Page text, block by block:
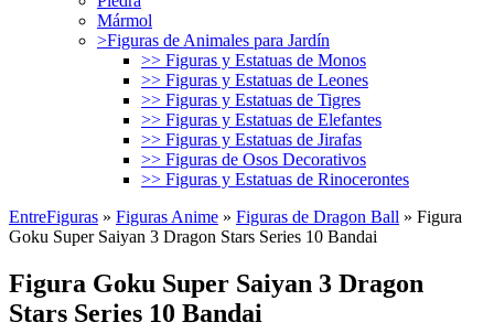
Mármol
>Figuras de Animales para Jardín
>> Figuras y Estatuas de Monos
>> Figuras y Estatuas de Leones
>> Figuras y Estatuas de Tigres
>> Figuras y Estatuas de Elefantes
>> Figuras y Estatuas de Jirafas
>> Figuras de Osos Decorativos
>> Figuras y Estatuas de Rinocerontes
EntreFiguras » Figuras Anime » Figuras de Dragon Ball » Figura
Goku Super Saiyan 3 Dragon Stars Series 10 Bandai
Figura Goku Super Saiyan 3 Dragon
Stars Series 10 Bandai